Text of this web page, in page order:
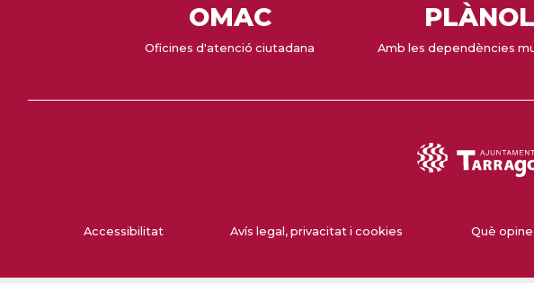
OMAC
Oficines d'atenció ciutadana
PLÀNOL
Amb les dependències
Accessibilitat Avís legal, privacitat i cookies Què